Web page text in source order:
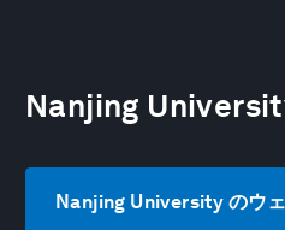
Nanjing
Nanjing University のウ